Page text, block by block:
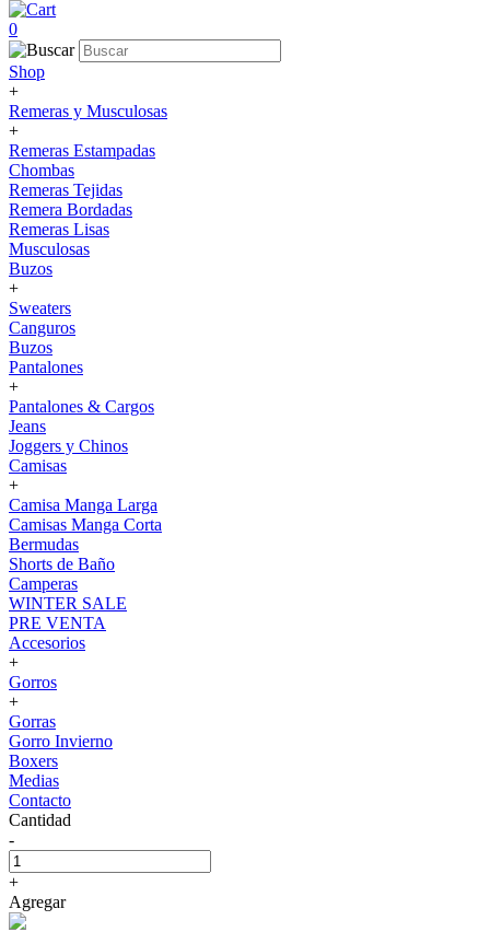
0
Shop
+
Remeras y Musculosas
+
Remeras Estampadas
Chombas
Remeras Tejidas
Remera Bordadas
Remeras Lisas
Musculosas
Buzos
+
Sweaters
Canguros
Buzos
Pantalones
+
Pantalones & Cargos
Jeans
Joggers y Chinos
Camisas
+
Camisa Manga Larga
Camisas Manga Corta
Bermudas
Shorts de Baño
Camperas
WINTER SALE
PRE VENTA
Accesorios
+
Gorros
+
Gorras
Gorro Invierno
Boxers
Medias
Contacto
Cantidad
-
+
Agregar